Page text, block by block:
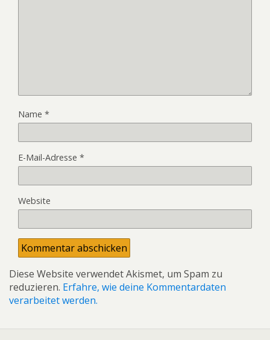
Name *
E-Mail-Adresse *
Website
Diese Website verwendet Akismet, um Spam zu
reduzieren. Erfahre, wie deine Kommentardaten
verarbeitet werden.